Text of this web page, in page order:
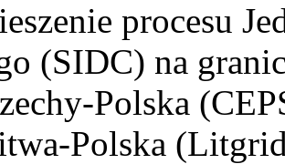
procesu
(SIDC) na
Polska
Polska